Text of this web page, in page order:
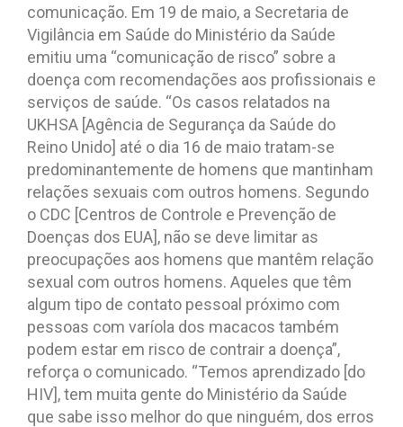
comunicação. Em 19 de maio, a Secretaria de
Vigilância em Saúde do Ministério da Saúde
emitiu uma “comunicação de risco” sobre a
doença com recomendações aos profissionais e
serviços de saúde. “Os casos relatados na
UKHSA [Agência de Segurança da Saúde do
Reino Unido] até o dia 16 de maio tratam-se
predominantemente de homens que mantinham
relações sexuais com outros homens. Segundo
o CDC [Centros de Controle e Prevenção de
Doenças dos EUA], não se deve limitar as
preocupações aos homens que mantêm relação
sexual com outros homens. Aqueles que têm
algum tipo de contato pessoal próximo com
pessoas com varíola dos macacos também
podem estar em risco de contrair a doença”,
reforça o comunicado. “Temos aprendizado [do
HIV], tem muita gente do Ministério da Saúde
que sabe isso melhor do que ninguém, dos erros